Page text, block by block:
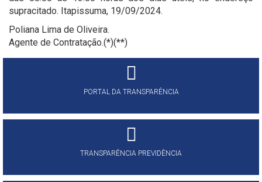
supracitado. Itapissuma, 19/09/2024.
Poliana Lima de Oliveira.
Agente de Contratação.(*)(**)
PORTAL DA TRANSPARÊNCIA
TRANSPARÊNCIA PREVIDÊNCIA